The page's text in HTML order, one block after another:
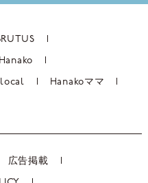
Hanako
Hanakoママ
広告掲載